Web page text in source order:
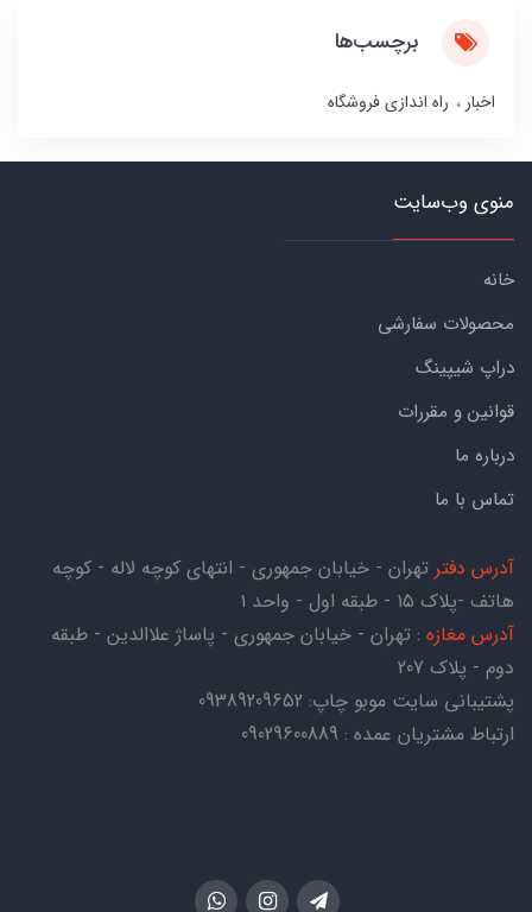
برچسب‌ها
اخبار راه اندازی فروشگاه
منوی وب‌سایت
خانه
محصولات سفارشی
دراپ شیپینگ
قوانین و مقررات
درباره ما
تماس با ما
آدرس دفتر تهران - خیابان جمهوری - انتهای کوچه لاله - کوچه
هاتف -پلاک ۱۵ - طبقه اول - واحد ۱
آدرس مغازه : تهران - خیابان جمهوری - پاساژ علاالدین - طبقه
دوم - پلاک 207
پشتیبانی سایت موبو چاپ: 09389209652
ارتباط مشتریان عمده : 09029600889